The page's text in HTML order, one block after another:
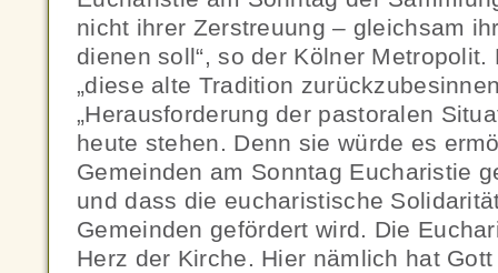
nicht ihrer Zerstreuung – gleichsam
dienen soll“, so der Kölner
„diese alte Tradition
„Herausforderung der pastoralen
heute stehen. Denn sie würde es
Gemeinden am Sonntag Eucharistie
und dass die eucharistische
Gemeinden gefördert wird. Die
Herz der Kirche. Hier nämlich hat